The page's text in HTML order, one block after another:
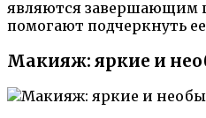
являются завершающим
помогают подчеркнуть
Макияж: яркие и